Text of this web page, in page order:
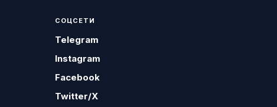
СОЦСЕТИ
Telegram
Instagram
Facebook
Twitter/X